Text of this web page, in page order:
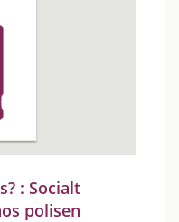
: Socialt
polisen